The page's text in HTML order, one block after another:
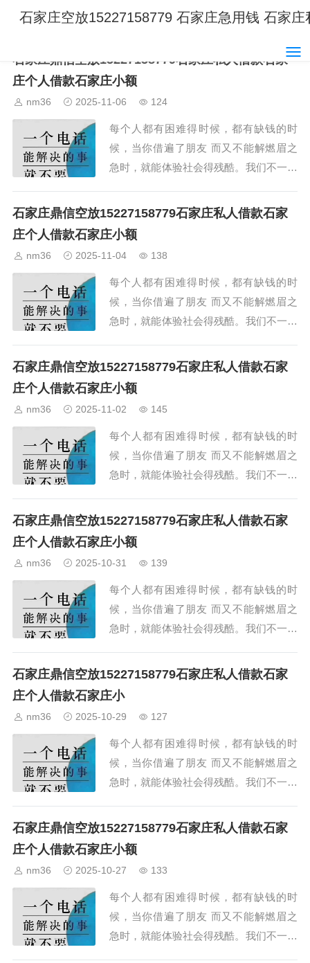
石家庄空放15227158779 石家庄急用钱 石家
石家庄鼎信空放15227158779石家庄私人借款石家
庄个人借款石家庄小额
nm36 2025-11-06 124
每个人都有困难得时候，都有缺钱的时
候，当你借遍了朋友 而又不能解燃眉之
急时，就能体验社会得残酷。我们不一定
的燃眉之急。...
石家庄鼎信空放15227158779石家庄私人借款石家
庄个人借款石家庄小额
nm36 2025-11-04 138
每个人都有困难得时候，都有缺钱的时
候，当你借遍了朋友 而又不能解燃眉之
急时，就能体验社会得残酷。我们不一定
的燃眉之急。...
石家庄鼎信空放15227158779石家庄私人借款石家
庄个人借款石家庄小额
nm36 2025-11-02 145
每个人都有困难得时候，都有缺钱的时
候，当你借遍了朋友 而又不能解燃眉之
急时，就能体验社会得残酷。我们不一定
的燃眉之急。...
石家庄鼎信空放15227158779石家庄私人借款石家
庄个人借款石家庄小额
nm36 2025-10-31 139
每个人都有困难得时候，都有缺钱的时
候，当你借遍了朋友 而又不能解燃眉之
急时，就能体验社会得残酷。我们不一定
的燃眉之急。...
石家庄鼎信空放15227158779石家庄私人借款石家
庄个人借款石家庄小
nm36 2025-10-29 127
每个人都有困难得时候，都有缺钱的时
候，当你借遍了朋友 而又不能解燃眉之
急时，就能体验社会得残酷。我们不一定
的燃眉之急。...
石家庄鼎信空放15227158779石家庄私人借款石家
庄个人借款石家庄小额
nm36 2025-10-27 133
每个人都有困难得时候，都有缺钱的时
候，当你借遍了朋友 而又不能解燃眉之
急时，就能体验社会得残酷。我们不一定